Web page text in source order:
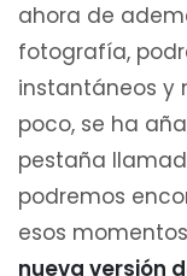
ahora de
fotografía,
instantáneos y
poco, se ha
pestaña
podremos
esos
nueva versión